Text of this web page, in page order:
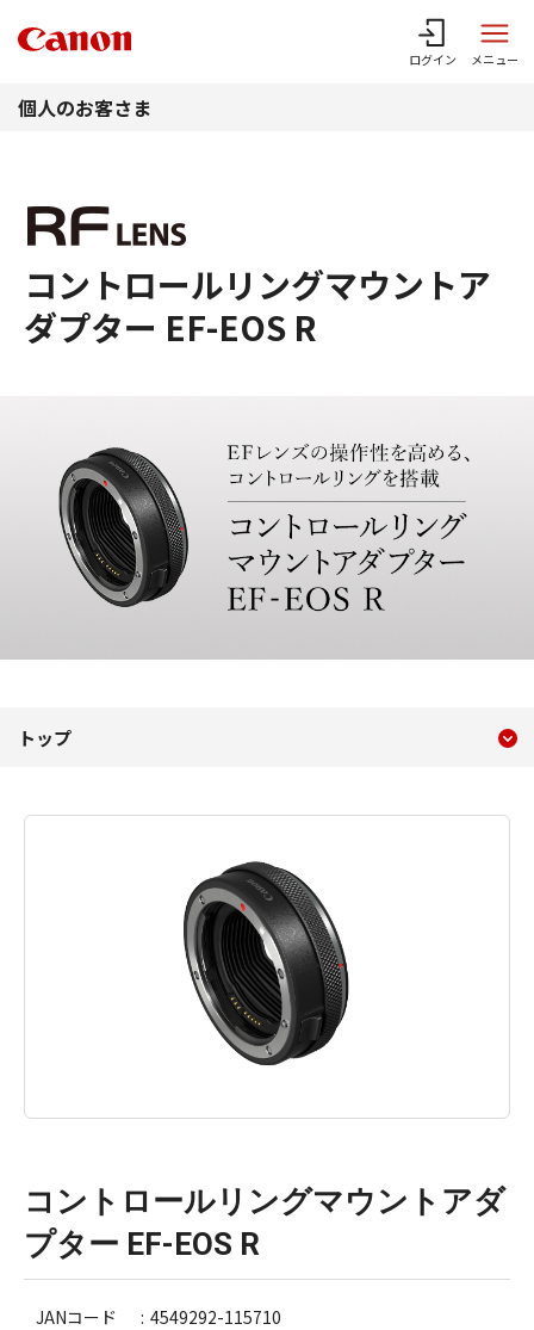
ログイン メニュー
個人のお客さま
コントロールリングマウントア
ダプター EF-EOS R
コントロールリングマウ
トップ
コントロールリングマウントアダ
プター EF-EOS R
JANコード
4549292-115710